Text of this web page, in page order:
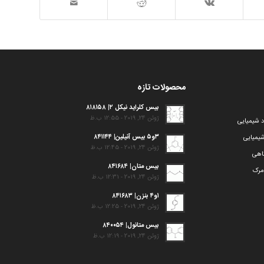
شیمیایی
مرک
محصولات تازه
بیس کلراید نیکل ۲| ۸۱۸۱۵۸
ژوئن 24, 2019 - 12:55 ب.ظ
۳و۵ بیس آنیلین| ۸۴۱۱۴۴
ژوئن 24, 2019 - 12:45 ب.ظ
بیس متان| ۸۴۱۶۸۴
ژوئن 24, 2019 - 12:31 ب.ظ
۱و۴ بنزن| ۸۴۱۶۸۳
ژوئن 24, 2019 - 12:25 ب.ظ
بیس متانول| ۸۴۰۰۵۴
ژوئن 24, 2019 - 12:19 ب.ظ